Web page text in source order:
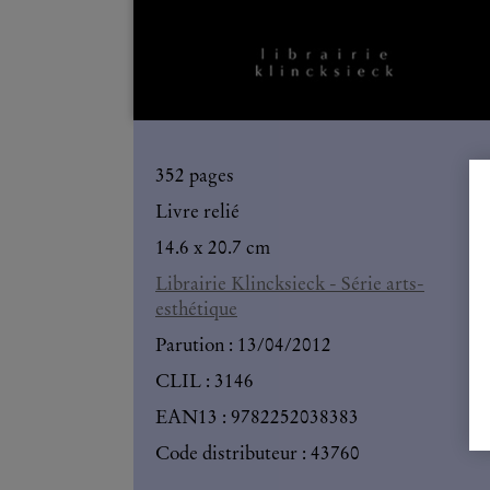
352 pages
Livre relié
14.6 x 20.7 cm
Librairie Klincksieck - Série arts-
esthétique
Parution : 13/04/2012
CLIL : 3146
EAN13 : 9782252038383
Code distributeur : 43760